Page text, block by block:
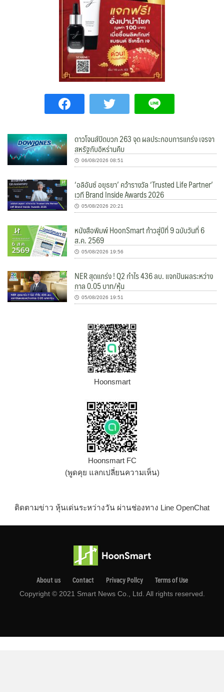
ดาวโจนส์ปิดบวก 263 จุด ผลประกอบการแกร่ง เจรจา
สหรัฐกับอิหร่านคืบ
06/08/2026 08:51
‘อลิอันซ์ อยุธยา’ คว้ารางวัล ‘Trusted Life Partner’
เวที Brand Inside Awards 2026
05/08/2026 20:21
หนังสือพิมพ์ HoonSmart ก้าวสู่ปีที่ 9 ฉบับวันที่ 6
ส.ค. 2569
05/08/2026 19:56
NER สุดแกร่ง ! Q2 กำไร 436 ลบ. แจกปันผลระหว่าง
กาล 0.05 บาท/หุ้น
05/08/2026 19:51
Hoonsmart
Hoonsmart FC
(พูดคุย แลกเปลี่ยนความเห็น)
ติดตามข่าว หุ้นเด่นระหว่างวัน ผ่านช่องทาง Line OpenChat
About us Contact Privacy Pollcy Terms of Use
Copyright © 2021 Smart News Co., Ltd. All rights reserved.